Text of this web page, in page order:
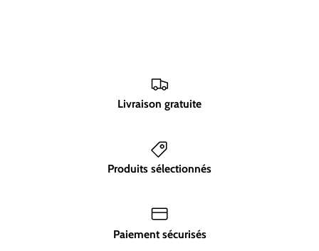
Livraison gratuite
Produits sélectionnés
Paiement sécurisés